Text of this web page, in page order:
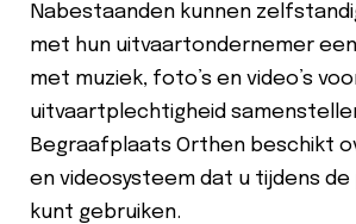
Nabestaanden kunnen
met hun uitvaartondernemer
met muziek, foto’s en video’s
uitvaartplechtigheid
Begraafplaats Orthen beschikt
en videosysteem dat u tijdens de
kunt gebruiken.